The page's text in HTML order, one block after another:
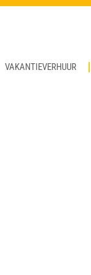
VAKANTIEVERHUUR